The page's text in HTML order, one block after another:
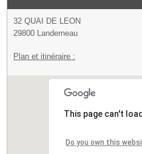
32 QUAI DE LEON
29800 Landerneau
Plan et itinéraire :
This page can't
Do you own this